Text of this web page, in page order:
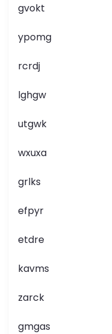
gvokt
ypomg
rcrdj
lghgw
utgwk
wxuxa
grlks
efpyr
etdre
kavms
zarck
gmgas